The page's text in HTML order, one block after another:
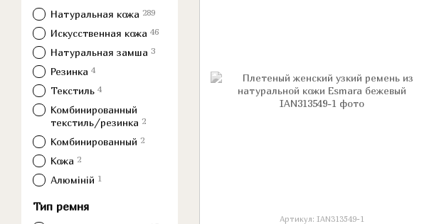
Артикул: IAN313549-1
Натуральная кожа 289
Искусственная кожа 46
Натуральная замша 3
Резинка 4
Текстиль 4
Комбинированный
текстиль/резинка 2
Комбинированный 2
Кожа 2
Алюміній 1
Тип ремня